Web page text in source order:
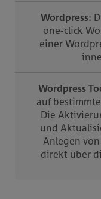
Wordpress:
one-click
einer
Wordpress
auf
Die
und
Anlegen
direkt über